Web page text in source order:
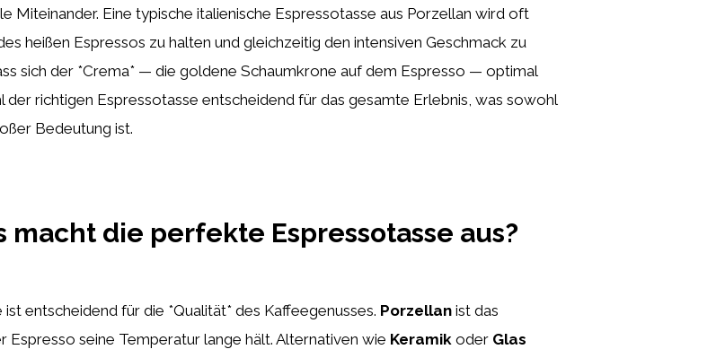
Miteinander. Eine typische italienische Espressotasse aus Porzellan wird oft
heißen Espressos zu halten und gleichzeitig den intensiven Geschmack zu
sich der *Crema* — die goldene Schaumkrone auf dem Espresso — optimal
der richtigen Espressotasse entscheidend für das gesamte Erlebnis, was sowohl
Bedeutung ist.
macht die perfekte Espressotasse aus?
entscheidend für die *Qualität* des Kaffeegenusses. Porzellan ist das
seine Temperatur lange hält. Alternativen wie Keramik oder Glas